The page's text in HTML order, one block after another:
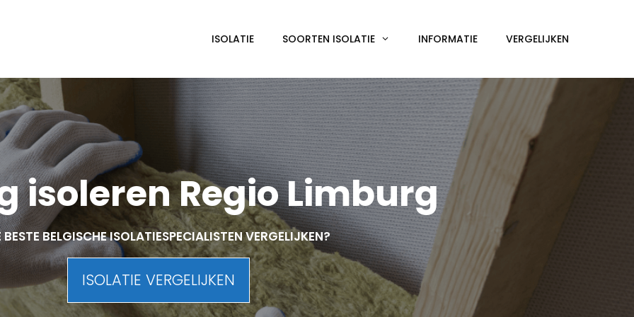
ISOLATIE SOORTEN ISOLATIE INFORMATIE VERGELIJKEN
isoleren Regio Limburg
BESTE BELGISCHE ISOLATIESPECIALISTEN VERGELIJKEN?
ISOLATIE VERGELIJKEN